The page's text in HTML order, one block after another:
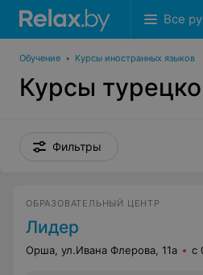
Все
Обучение • Курсы иностранных языков
Курсы
Фильтры
ОБРАЗОВАТЕЛЬНЫЙ ЦЕНТР
Лидер
Орша, ул.Ивана Флерова, 11а с